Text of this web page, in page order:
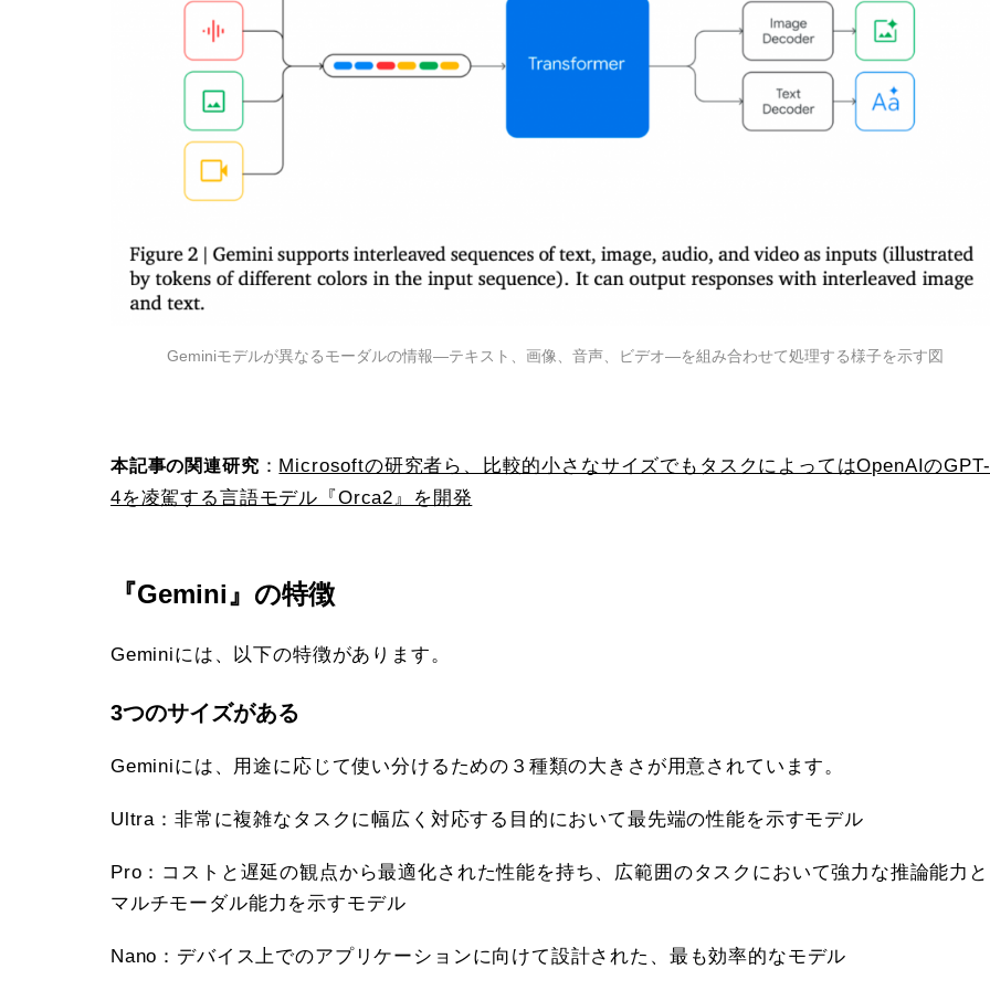
Geminiモデルが異なるモーダルの情報—テキスト、画像、音声、ビデオ—を組み合わせて処理する様子を示す図
本記事の関連研究 ： Microsoftの研究者ら、比較的小さなサイズでもタスクによってはOpenAIのGPT-
4を凌駕する言語モデル『Orca2』を開発
『Gemini』の特徴
Geminiには、以下の特徴があります。
3つのサイズがある
Geminiには、用途に応じて使い分けるための３種類の大きさが用意されています。
Ultra：非常に複雑なタスクに幅広く対応する目的において最先端の性能を示すモデル
Pro：コストと遅延の観点から最適化された性能を持ち、広範囲のタスクにおいて強力な推論能力と
マルチモーダル能力を示すモデル
Nano：デバイス上でのアプリケーションに向けて設計された、最も効率的なモデル